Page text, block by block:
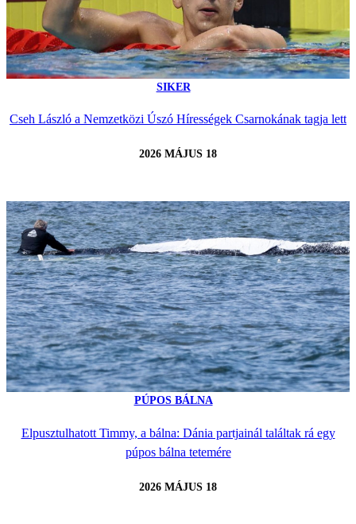
SIKER
Cseh László a Nemzetközi Úszó Hírességek Csarnokának tagja lett
2026 MÁJUS 18
PÚPOS BÁLNA
Elpusztulhatott Timmy, a bálna: Dánia partjainál találtak rá egy
púpos bálna tetemére
2026 MÁJUS 18